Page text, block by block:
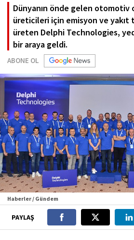
Dünyanın önde gelen otomotiv
üreticileri için emisyon ve yakıt
üreten Delphi Technologies,
bir araya geldi.
ABONE OL
Haberler / Gündem
PAYLAŞ